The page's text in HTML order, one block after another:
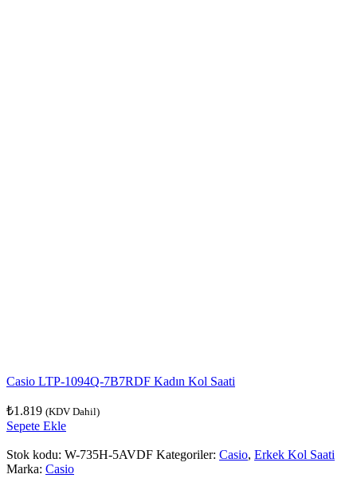
Casio LTP-1094Q-7B7RDF Kadın Kol Saati
₺1.819 (KDV Dahil)
Sepete Ekle
Stok kodu: W-735H-5AVDF Kategoriler: Casio, Erkek Kol Saati
Marka: Casio